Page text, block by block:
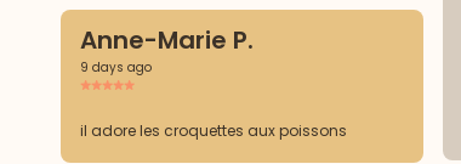
Anne-Marie P.
9 days ago
il adore les croquettes aux poissons